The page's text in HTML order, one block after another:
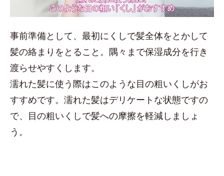
事前準備として、最初にくしで髪全体をとかして
髪の絡まりをとること。隅々まで保湿成分を行き
渡らせやすくします。
濡れた髪に使う際はこのような目の粗いくしがお
すすめです。濡れた髪はデリケートな状態ですの
で、目の粗いくしで髪への摩擦を軽減しましょ
う。